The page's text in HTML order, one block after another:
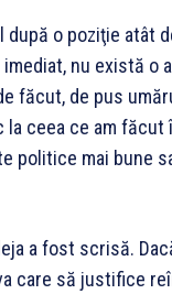
o poziţie atât
nu există
făcut, de pus
ceea ce am
mai bune
a fost scrisă.
care să justifice